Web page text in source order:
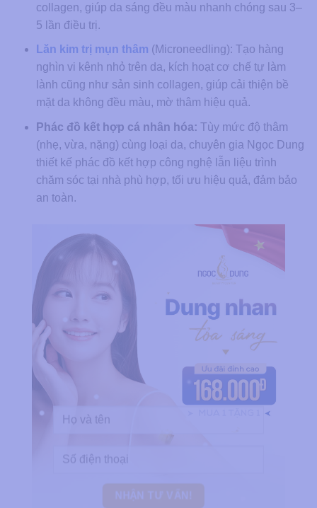
collagen, giúp da sáng đều màu nhanh chóng sau 3–
5 lần điều trị.
Lăn kim trị mụn thâm (Microneedling): Tạo hàng
nghìn vi kênh nhỏ trên da, kích hoạt cơ chế tự làm
lành cũng như sản sinh collagen, giúp cải thiện bề
mặt da không đều màu, mờ thâm hiệu quả.
Phác đồ kết hợp cá nhân hóa: Tùy mức độ thâm
(nhẹ, vừa, nặng) cùng loại da, chuyên gia Ngọc Dung
thiết kế phác đồ kết hợp công nghệ lẫn liệu trình
chăm sóc tại nhà phù hợp, tối ưu hiệu quả, đảm bảo
an toàn.